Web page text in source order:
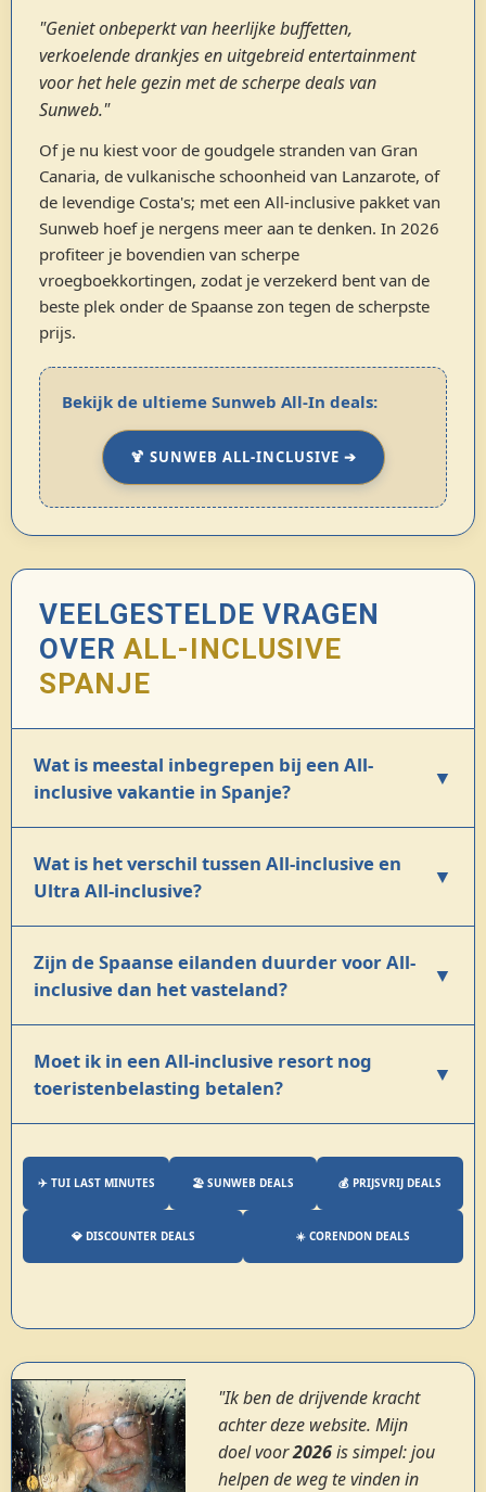
"Geniet onbeperkt van heerlijke buffetten,
verkoelende drankjes en uitgebreid entertainment
voor het hele gezin met de scherpe deals van
Sunweb."
Of je nu kiest voor de goudgele stranden van Gran
Canaria, de vulkanische schoonheid van Lanzarote, of
de levendige Costa's; met een All-inclusive pakket van
Sunweb hoef je nergens meer aan te denken. In 2026
profiteer je bovendien van scherpe
vroegboekkortingen, zodat je verzekerd bent van de
beste plek onder de Spaanse zon tegen de scherpste
prijs.
Bekijk de ultieme Sunweb All-In deals:
🍹 SUNWEB ALL-INCLUSIVE ➔
VEELGESTELDE VRAGEN
OVER ALL-INCLUSIVE
SPANJE
Wat is meestal inbegrepen bij een All-
inclusive vakantie in Spanje?
▼
Wat is het verschil tussen All-inclusive en
Ultra All-inclusive?
▼
Zijn de Spaanse eilanden duurder voor All-
inclusive dan het vasteland?
▼
Moet ik in een All-inclusive resort nog
toeristenbelasting betalen?
▼
✈️ TUI LAST MINUTES 🏖️ SUNWEB DEALS 💰 PRIJSVRIJ DEALS
💎 DISCOUNTER DEALS ☀️ CORENDON DEALS
"Ik ben de drijvende kracht
achter deze website. Mijn
doel voor2026is simpel: jou
helpen de weg te vinden in